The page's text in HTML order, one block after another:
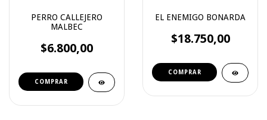
PERRO CALLEJERO
MALBEC
$6.800,00
EL ENEMIGO BONARDA
$18.750,00